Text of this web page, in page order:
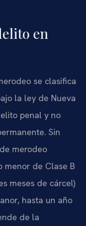
en
se clasifica
la ley de Nueva
penal y no
Sin
merodeo
menor de Clase B
meses de cárcel)
hasta un año
de la